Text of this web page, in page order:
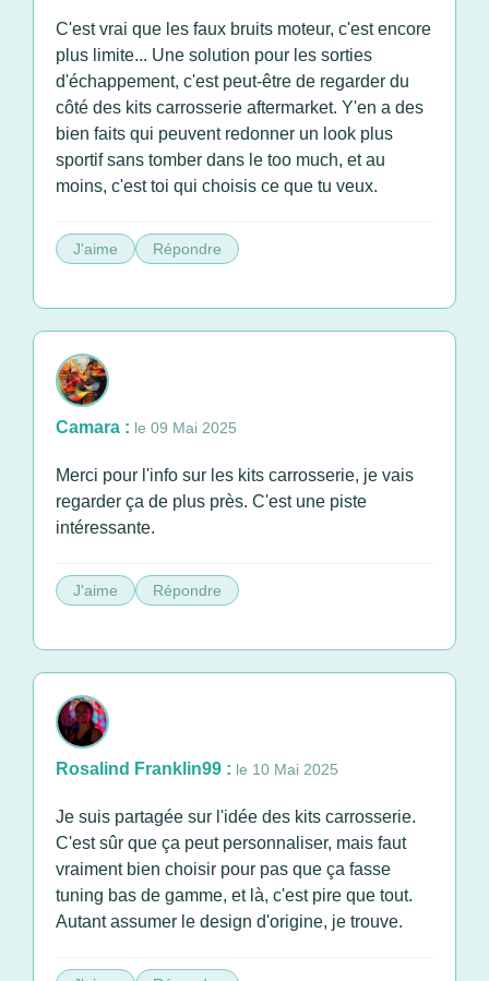
C'est vrai que les faux bruits moteur, c'est encore
plus limite... Une solution pour les sorties
d'échappement, c'est peut-être de regarder du
côté des kits carrosserie aftermarket. Y'en a des
bien faits qui peuvent redonner un look plus
sportif sans tomber dans le too much, et au
moins, c'est toi qui choisis ce que tu veux.
J'aime Répondre
Camara : le 09 Mai 2025
Merci pour l'info sur les kits carrosserie, je vais
regarder ça de plus près. C'est une piste
intéressante.
J'aime Répondre
Rosalind Franklin99 : le 10 Mai 2025
Je suis partagée sur l'idée des kits carrosserie.
C'est sûr que ça peut personnaliser, mais faut
vraiment bien choisir pour pas que ça fasse
tuning bas de gamme, et là, c'est pire que tout.
Autant assumer le design d'origine, je trouve.